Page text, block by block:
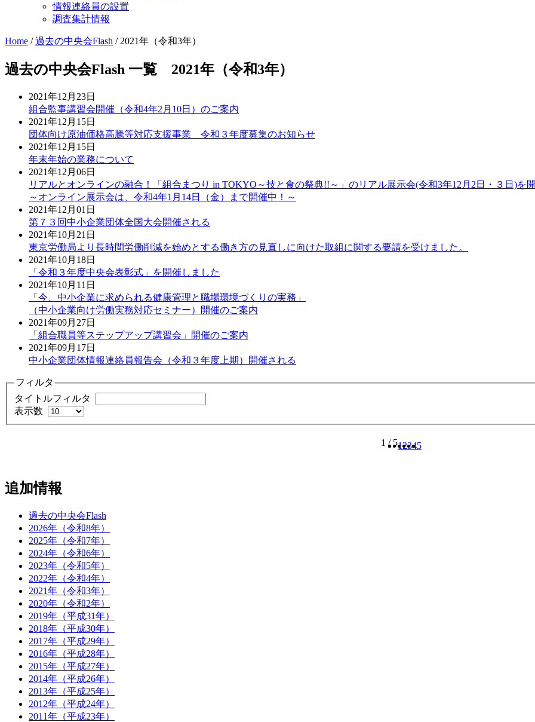
情報連絡員の設置
調査集計情報
Home /過去の中央会Flash / 2021年（令和3年）
過去の中央会Flash 一覧 2021年（令和3年）
2021年12月23日
組合監事講習会開催（令和4年2月10日）のご案内
2021年12月15日
団体向け原油価格高騰等対応支援事業 令和３年度募集のお知らせ
2021年12月15日
年末年始の業務について
2021年12月06日
リアルとオンラインの融合！「組合まつり in TOKYO～技と食の祭典!!～」のリアル展示会(令和3年12月2日・３日)を開
～オンライン展示会は、令和4年1月14日（金）まで開催中！～
2021年12月01日
第７３回中小企業団体全国大会開催される
2021年10月21日
東京労働局より長時間労働削減を始めとする働き方の見直しに向けた取組に関する要請を受けました。
2021年10月18日
「令和３年度中央会表彰式」を開催しました
2021年10月11日
「今、中小企業に求められる健康管理と職場環境づくりの実務」
（中小企業向け労働実務対応セミナー）開催のご案内
2021年09月27日
「組合職員等ステップアップ講習会」開催のご案内
2021年09月17日
中小企業団体情報連絡員報告会（令和３年度上期）開催される
フィルタ
タイトルフィルタ
表示数
1 / 512345
追加情報
過去の中央会Flash
2026年（令和8年）
2025年（令和7年）
2024年（令和6年）
2023年（令和5年）
2022年（令和4年）
2021年（令和3年）
2020年（令和2年）
2019年（平成31年）
2018年（平成30年）
2017年（平成29年）
2016年（平成28年）
2015年（平成27年）
2014年（平成26年）
2013年（平成25年）
2012年（平成24年）
2011年（平成23年）